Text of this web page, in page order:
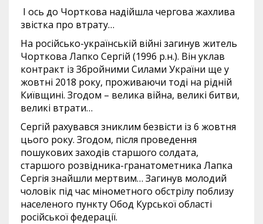
І ось до Чорткова надійшла чергова жахлива
звістка про втрату…
На російсько-українській війні загинув житель
Чорткова Лапко Сергій (1996 р.н.). Він уклав
контракт із Збройними Силами України ще у
жовтні 2018 року, проживаючи тоді на рідній
Київщині. Згодом – велика війна, великі битви,
великі втрати…
Сергій рахувався зниклим безвісти із 6 жовтня
цього року. Згодом, після проведення
пошукових заходів старшого солдата,
старшого розвідника-гранатометника Лапка
Сергія знайшли мертвим… Загинув молодий
чоловік під час мінометного обстрілу поблизу
населеного пункту Обод Курської області
російської федерації.